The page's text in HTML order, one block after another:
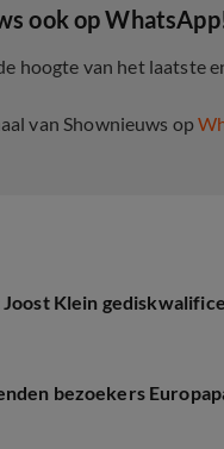
ook op
hoogte van het laatste
van Shownieuws op
Joost Klein
bezoekers